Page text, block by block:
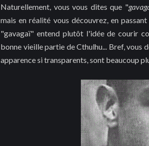
Naturellement, vous vous dites que "
mais en réalité vous découvrez, en
"gavagaï" entend plutôt l'idée de courir
bonne vieille partie de Cthulhu... Bref, vous
apparence si transparents, sont beaucoup